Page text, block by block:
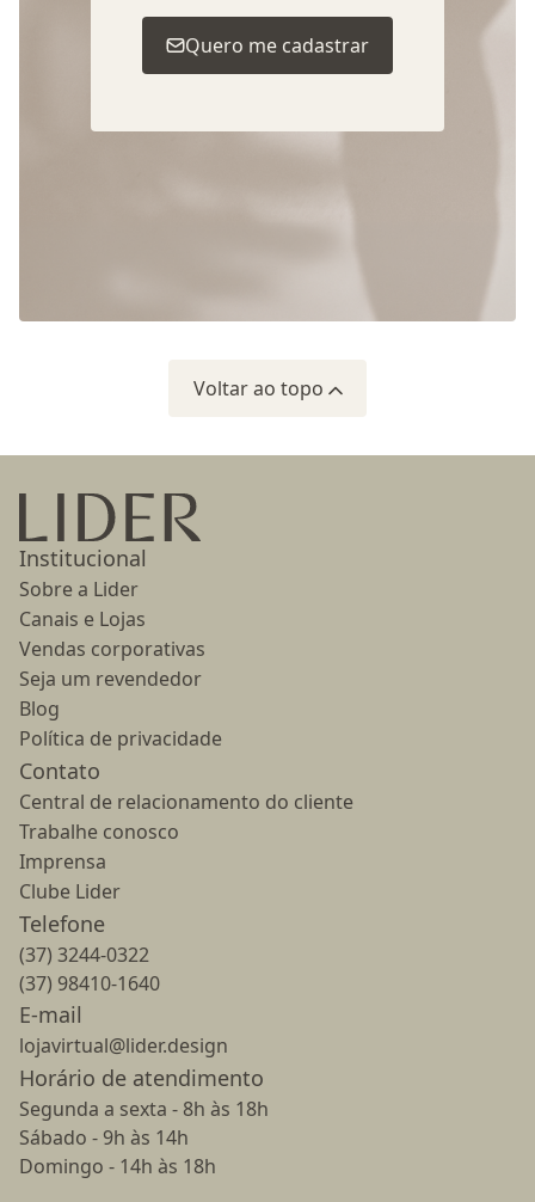
Quero me cadastrar
Voltar ao topo
Ir para a página inicial
Institucional
Sobre a Lider
Canais e Lojas
Vendas corporativas
Seja um revendedor
Blog
Política de privacidade
Contato
Central de relacionamento do cliente
Trabalhe conosco
Imprensa
Clube Lider
Telefone
(37) 3244-0322
(37) 98410-1640
E-mail
lojavirtual@lider.design
Horário de atendimento
Segunda a sexta - 8h às 18h
Sábado - 9h às 14h
Domingo - 14h às 18h